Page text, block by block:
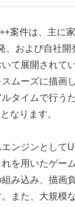
案件は、主に
、および自社開
て展開されて
ムーズに描画
タイムで行う
なります。
ンジンとして
を用いたゲー
み込み、描画
また、大規模